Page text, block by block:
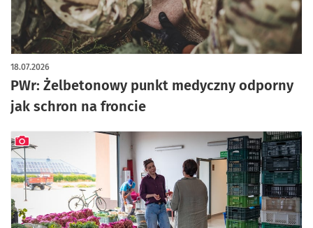
PWr: Żelbetonowy punkt medyczny odporny
jak schron na froncie
18.07.2026